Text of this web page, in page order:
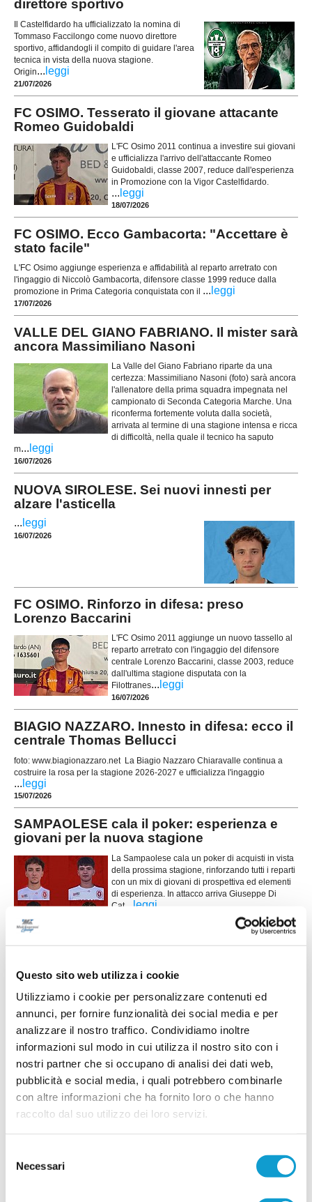
Questo sito web utilizza i cookie
Utilizziamo i cookie per personalizzare contenuti ed
annunci, per fornire funzionalità dei social media e per
analizzare il nostro traffico. Condividiamo inoltre
informazioni sul modo in cui utilizza il nostro sito con i
nostri partner che si occupano di analisi dei dati web,
pubblicità e social media, i quali potrebbero combinarle
con altre informazioni che ha fornito loro o che hanno
raccolto dal suo utilizzo dei loro servizi.
delNecessari
direttore sportivo
Il Castelfidardo ha ufficializzato la nomina di
Tommaso Faccilongo come nuovo direttore
sportivo, affidandogli il compito di guidare l'area
tecnica in vista della nuova stagione.
Origin... leggi
21/07/2026
FC OSIMO. Tesserato il giovane attacante
Romeo Guidobaldi
L'FC Osimo 2011 continua a investire sui giovani
e ufficializza l'arrivo dell'attaccante Romeo
Guidobaldi, classe 2007, reduce dall'esperienza
in Promozione con la Vigor Castelfidardo.
... leggi
18/07/2026
FC OSIMO. Ecco Gambacorta: "Accettare è
stato facile"
L'FC Osimo aggiunge esperienza e affidabilità al reparto arretrato con
l'ingaggio di Niccolò Gambacorta, difensore classe 1999 reduce dalla
promozione in Prima Categoria conquistata con il ... leggi
17/07/2026
VALLE DEL GIANO FABRIANO. Il mister sarà
ancora Massimiliano Nasoni
La Valle del Giano Fabriano riparte da una
certezza: Massimiliano Nasoni (foto) sarà ancora
l'allenatore della prima squadra impegnata nel
campionato di Seconda Categoria Marche. Una
riconferma fortemente voluta dalla società,
arrivata al termine di una stagione intensa e ricca
di difficoltà, nella quale il tecnico ha saputo
m... leggi
16/07/2026
NUOVA SIROLESE. Sei nuovi innesti per
alzare l'asticella
... leggi
16/07/2026
FC OSIMO. Rinforzo in difesa: preso
Lorenzo Baccarini
L'FC Osimo 2011 aggiunge un nuovo tassello al
reparto arretrato con l'ingaggio del difensore
centrale Lorenzo Baccarini, classe 2003, reduce
dall'ultima stagione disputata con la
Filottranes... leggi
16/07/2026
BIAGIO NAZZARO. Innesto in difesa: ecco il
centrale Thomas Bellucci
foto: www.biagionazzaro.net La Biagio Nazzaro Chiaravalle continua a
costruire la rosa per la stagione 2026-2027 e ufficializza l'ingaggio
... leggi
15/07/2026
SAMPAOLESE cala il poker: esperienza e
giovani per la nuova stagione
La Sampaolese cala un poker di acquisti in vista
della prossima stagione, rinforzando tutti i reparti
con un mix di giovani di prospettiva ed elementi
di esperienza. In attacco arriva Giuseppe Di
Cat... leggi
mister Santinelli
La Leonessa Montoro è molto attiva sul mercato e
presenta i primi acquisti in vista della prossima
stagione. Il direttore sportivo Giancarlo Tateo ha
costruito una rosa che unisce giovani di
prospettiva ed elemen... leggi
VILLA MUSONE molto attivo sul mercato: le
ultime novità
Il Villa Musone prosegue la costruzione della
mirati. La società gialloblù conferma gran parte